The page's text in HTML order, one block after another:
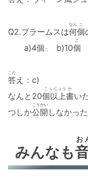
Q2.ブラームスは何
なん
個
こ
a)4個 こ b)10個
こ
答
こた
え：c)
なんと20個
こ
以上
いじょう
書
か
い
つしか公開
こうかい
しなかっ
みんなも
お